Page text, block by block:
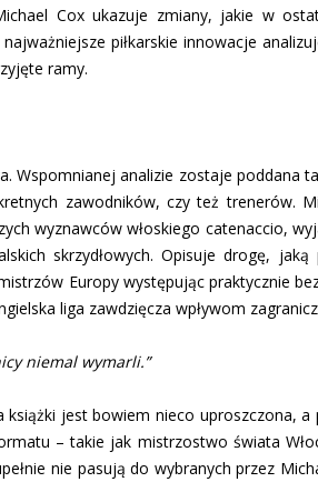
Cox ukazuje zmiany, jakie w
piłkarskie innowacje
ramy.
Wspomnianej analizie zostaje poddana
zawodników, czy też trenerów.
wyznawców włoskiego catenaccio,
skrzydłowych. Opisuje drogę, jaką
Europy występując praktycznie
liga zawdzięcza wpływom
niemal wymarli.”
książki jest bowiem nieco uproszczona,
– takie jak mistrzostwo świata
nie pasują do wybranych przez